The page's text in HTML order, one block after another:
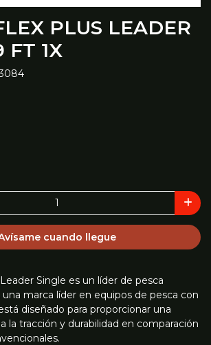
PLUS LEADER
FT 1X
cuando llegue
Single es un líder de pesca
marca líder en equipos de pesca con
diseñado para proporcionar una
la tracción y durabilidad en comparación